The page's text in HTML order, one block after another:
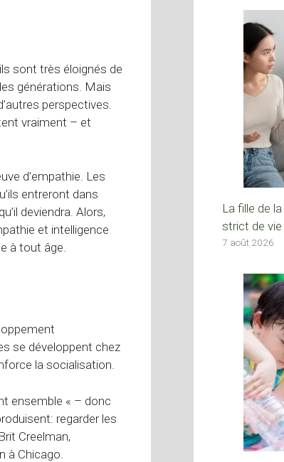
sont très éloignés de
générations. Mais
perspectives.
vraiment – et
d’empathie. Les
entreront dans
deviendra. Alors,
et intelligence
à tout âge.
se développent chez
la socialisation.
ensemble « – donc
regarder les
Creelman,
à Chicago.
La fille de
strict de
7 août 2026